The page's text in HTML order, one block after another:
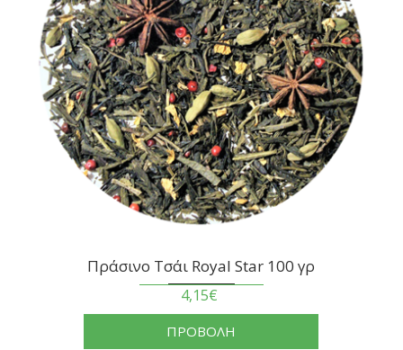
Πράσινο Τσάι Royal Star 100 γρ
4,15€
ΠΡΟΒΟΛΗ